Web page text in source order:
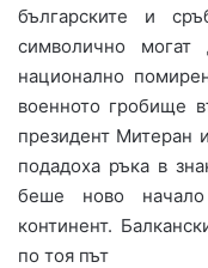
българските и
символично
национално
военното гробище
президент Митеран
подадоха ръка в
беше ново
континент.
по тоя път